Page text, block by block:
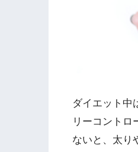
ダイエット中
リーコントロ
ないと、太り